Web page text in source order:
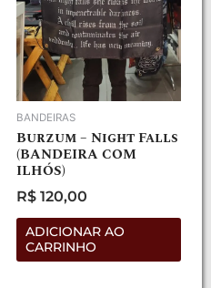
BANDEIRAS
Burzum – Night Falls
(BANDEIRA COM
ILHÓS)
Avaliação
0
R$ 120,00
ADICIONAR AO
CARRINHO